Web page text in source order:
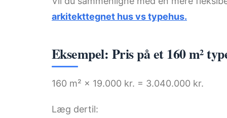
arkitekttegnet hus vs typehus.
Eksempel: Pris på et 160 m²
160 m² × 19.000 kr. = 3.040.000 kr.
Læg dertil: